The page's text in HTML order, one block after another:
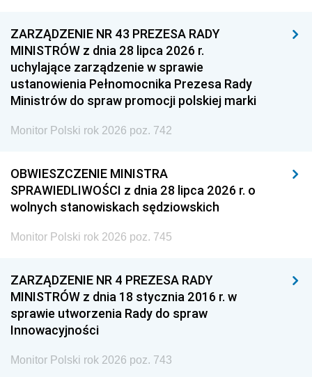
ZARZĄDZENIE NR 43 PREZESA RADY
MINISTRÓW z dnia 28 lipca 2026 r.
uchylające zarządzenie w sprawie
ustanowienia Pełnomocnika Prezesa Rady
Ministrów do spraw promocji polskiej marki
Monitor Polski rok 2026 poz. 742
OBWIESZCZENIE MINISTRA
SPRAWIEDLIWOŚCI z dnia 28 lipca 2026 r. o
wolnych stanowiskach sędziowskich
Monitor Polski rok 2026 poz. 745
ZARZĄDZENIE NR 4 PREZESA RADY
MINISTRÓW z dnia 18 stycznia 2016 r. w
sprawie utworzenia Rady do spraw
Innowacyjności
Monitor Polski rok 2026 poz. 743